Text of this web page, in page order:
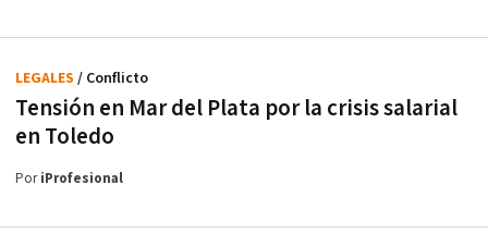
Tensión en Mar del Plata por la crisis salarial
en Toledo
LEGALES / Conflicto
PoriProfesional